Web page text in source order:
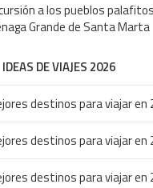
a los pueblos
Grande de Santa Marta
IDEAS DE VIAJES 2026
destinos para viajar en
destinos para viajar en
destinos para viajar en